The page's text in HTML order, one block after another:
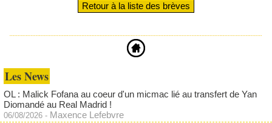
Retour à la liste des brèves
Les News
OL : Malick Fofana au coeur d'un micmac lié au transfert de Yan
Diomandé au Real Madrid !
06/08/2026 - Maxence Lefebvre